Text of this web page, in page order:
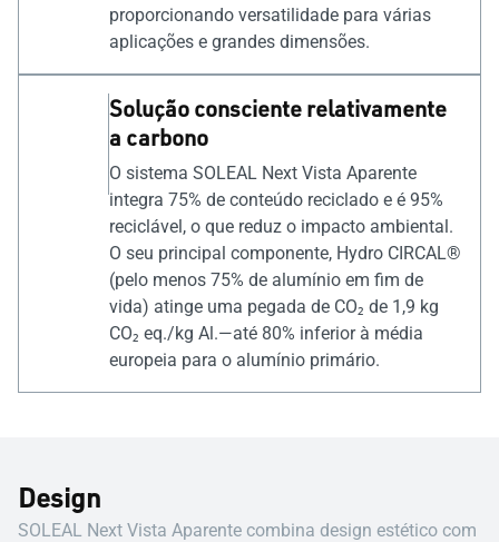
proporcionando versatilidade para várias
aplicações e grandes dimensões.
Solução consciente relativamente
a carbono
O sistema SOLEAL Next Vista Aparente
integra 75% de conteúdo reciclado e é 95%
reciclável, o que reduz o impacto ambiental.
O seu principal componente, Hydro CIRCAL®
(pelo menos 75% de alumínio em fim de
vida) atinge uma pegada de CO₂ de 1,9 kg
CO₂ eq./kg Al.—até 80% inferior à média
europeia para o alumínio primário.
Design
SOLEAL Next Vista Aparente combina design estético com